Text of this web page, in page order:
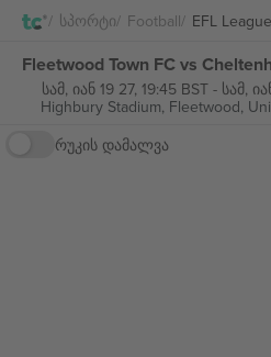
Სპორტი Football EFL
სამ, იან 19 27, 19:45 BST- სამ,
Highbury Stadium, Fleetwood,
რუკის დამალვა